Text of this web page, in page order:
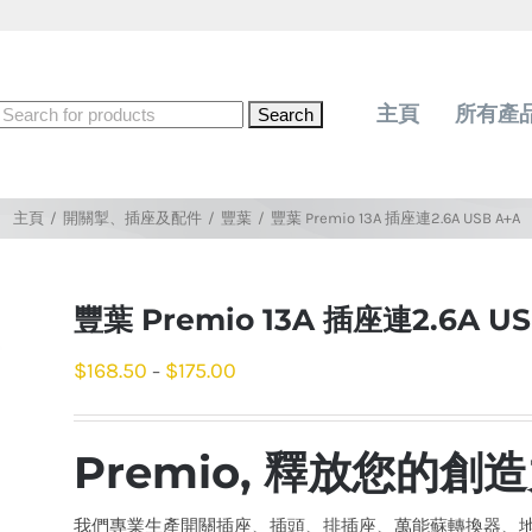
主頁 所有產
Search
主頁 / 開關掣、插座及配件 / 豐葉 / 豐葉 Premio 13A 插座連2.6A USB A+A
豐葉 Premio 13A 插座連2.6A
$168.50 – $175.00
Premio, 釋放您的創
我們專業生產開關插座、插頭、排插座、萬能蘇轉換器